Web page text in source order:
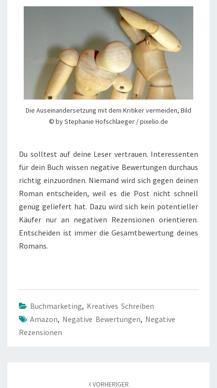
Die Auseinandersetzung mit dem Kritiker vermeiden, Bild
© by Stephanie Hofschlaeger / pixelio.de
Du solltest auf deine Leser vertrauen. Interessenten
für dein Buch wissen negative Bewertungen durchaus
richtig einzuordnen. Niemand wird sich gegen deinen
Roman entscheiden, weil es die Post nicht schnell
genug geliefert hat. Dazu wird sich kein potentieller
Käufer nur an negativen Rezensionen orientieren.
Entscheiden ist immer die Gesamtbewertung deines
Romans.
Buchmarketing, Kreatives Schreiben
Amazon, Negative Bewertungen, Negative
Rezensionen
VORHERIGER